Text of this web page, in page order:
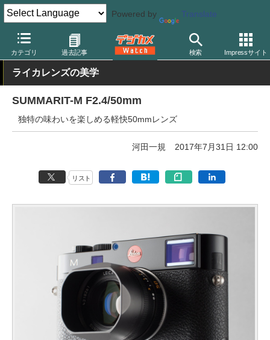
Powered by Translate
カテゴリ 過去記事 検索 Impressサイト
デジカメ Watch カメラ レンジファインダーカメラ ライカ
ライカレンズの美学
SUMMARIT-M F2.4/50mm
独特の味わいを楽しめる軽快50mmレンズ
河田一規 2017年7月31日 12:00
リスト